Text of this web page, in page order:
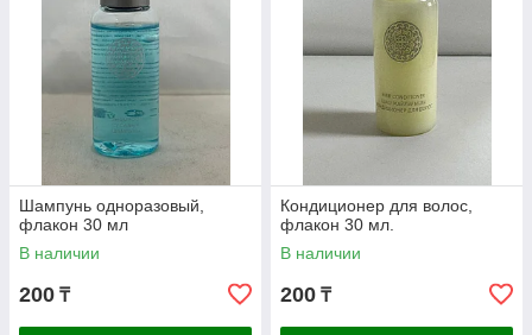
Шампунь одноразовый,
флакон 30 мл
В наличии
200 ₸
Кондиционер для волос,
флакон 30 мл.
В наличии
200 ₸